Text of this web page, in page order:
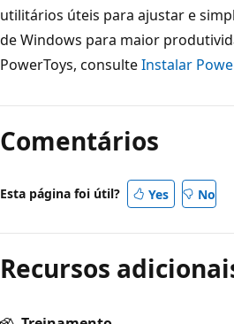
utilitários úteis para ajustar e
de Windows para maior
PowerToys, consulteInstalar
Comentários
Esta página foi útil? Yes No
Recursos